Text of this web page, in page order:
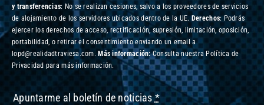
y transferencias: No se realizan cesiones, salvo a los proveedores de servicios
de alojamiento de los servidores ubicados dentro de la UE. Derechos: Podrás
ejercer los derechos de acceso, rectificación, supresión, limitación, oposición,
portabilidad, o retirar el consentimiento enviando un email a
lopd@realidadtraviesa.com. Más información:Consulta nuestra Política de
Privacidad para más información.
Apuntarme al boletín de noticias*